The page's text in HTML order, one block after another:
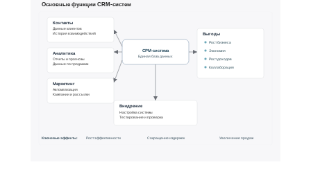
Основные функции CRM-систем
Контакты
Данные клиентов
История взаимодействий
Аналитика
Отчеты и прогнозы
Данные по продажам
Маркетинг
Автоматизация
Кампании и рассылки
СРМ-система
Единая база данных
Выгоды
Рост бизнеса
Экономия
Рост доходов
Коллаборация
Внедрение
Настройка системы
Тестирование и проверка
Ключевые эффекты: Рост эффективности Сокращение издержек Увеличение продаж